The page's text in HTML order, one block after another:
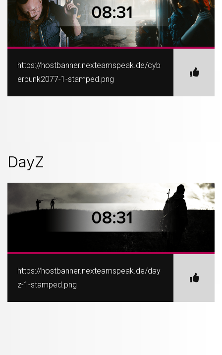
https://hostbanner.nexteamspeak.de/cyb
erpunk2077-1-stamped.png
DayZ
https://hostbanner.nexteamspeak.de/day
z-1-stamped.png